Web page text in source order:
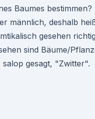
Baumes bestimmen?
männlich, deshalb
gesehen
sind Bäume/
salop gesagt, "Zwitter".